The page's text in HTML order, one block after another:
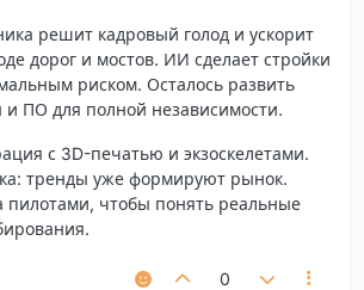
решит кадровый голод и ускорит
дорог и мостов. ИИ сделает стройки
риском. Осталось развить
ПО для полной независимости.
с 3D-печатью и экзоскелетами.
тренды уже формируют рынок.
пилотами, чтобы понять реальные
0